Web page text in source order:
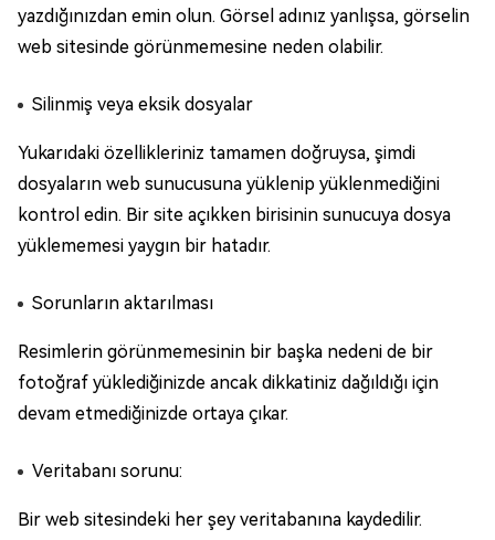
yazdığınızdan emin olun. Görsel adınız yanlışsa, görselin
web sitesinde görünmemesine neden olabilir.
Silinmiş veya eksik dosyalar
Yukarıdaki özellikleriniz tamamen doğruysa, şimdi
dosyaların web sunucusuna yüklenip yüklenmediğini
kontrol edin. Bir site açıkken birisinin sunucuya dosya
yüklememesi yaygın bir hatadır.
Sorunların aktarılması
Resimlerin görünmemesinin bir başka nedeni de bir
fotoğraf yüklediğinizde ancak dikkatiniz dağıldığı için
devam etmediğinizde ortaya çıkar.
Veritabanı sorunu:
Bir web sitesindeki her şey veritabanına kaydedilir.